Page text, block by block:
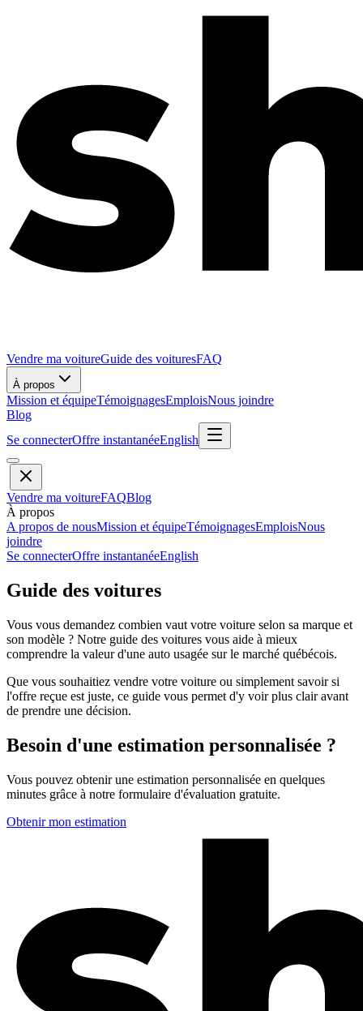
Vendre ma voitureGuide des voituresFAQ
À propos
Mission et équipeTémoignagesEmploisNous joindre
Blog
Se connecterOffre instantanéeEnglish
Vendre ma voitureFAQBlog
À propos
A propos de nousMission et équipeTémoignagesEmploisNous
joindre
Se connecterOffre instantanéeEnglish
Guide des voitures
Vous vous demandez combien vaut votre voiture selon sa marque et
son modèle ? Notre guide des voitures vous aide à mieux
comprendre la valeur d'une auto usagée sur le marché québécois.
Que vous souhaitiez vendre votre voiture ou simplement savoir si
l'offre reçue est juste, ce guide vous permet d'y voir plus clair avant
de prendre une décision.
Besoin d'une estimation personnalisée ?
Vous pouvez obtenir une estimation personnalisée en quelques
minutes grâce à notre formulaire d'évaluation gratuite.
Obtenir mon estimation